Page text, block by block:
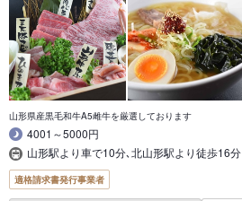
山形県産黒毛和牛A5雌牛を厳選しております
4001～5000円
山形駅より車で10分､北山形駅より徒歩16分
適格請求書発行事業者